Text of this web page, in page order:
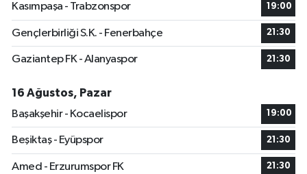
Kasımpaşa - Trabzonspor 19:00
Gençlerbirliği S.K. - Fenerbahçe 21:30
Gaziantep FK - Alanyaspor 21:30
16 Ağustos, Pazar
Başakşehir - Kocaelispor
19:00
Beşiktaş - Eyüpspor 21:30
Amed - Erzurumspor FK 21:30